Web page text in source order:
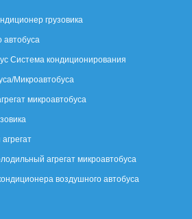
грузовика
автобуса
Система кондиционирования
Микроавтобуса
микроавтобуса
агрегат микроавтобуса
воздушного автобуса